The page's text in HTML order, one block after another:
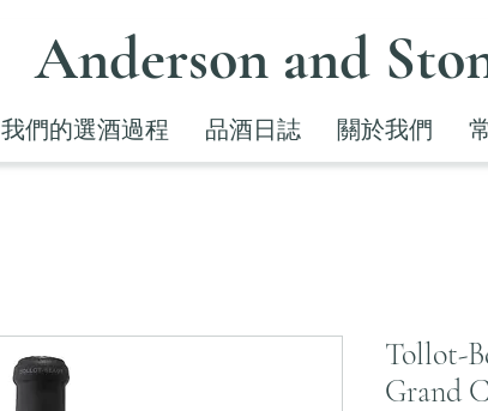
我們的選酒過程 品酒日誌 關於我們
Anderson and
Tollot-
Grand